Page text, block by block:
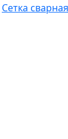
Сетка сварная